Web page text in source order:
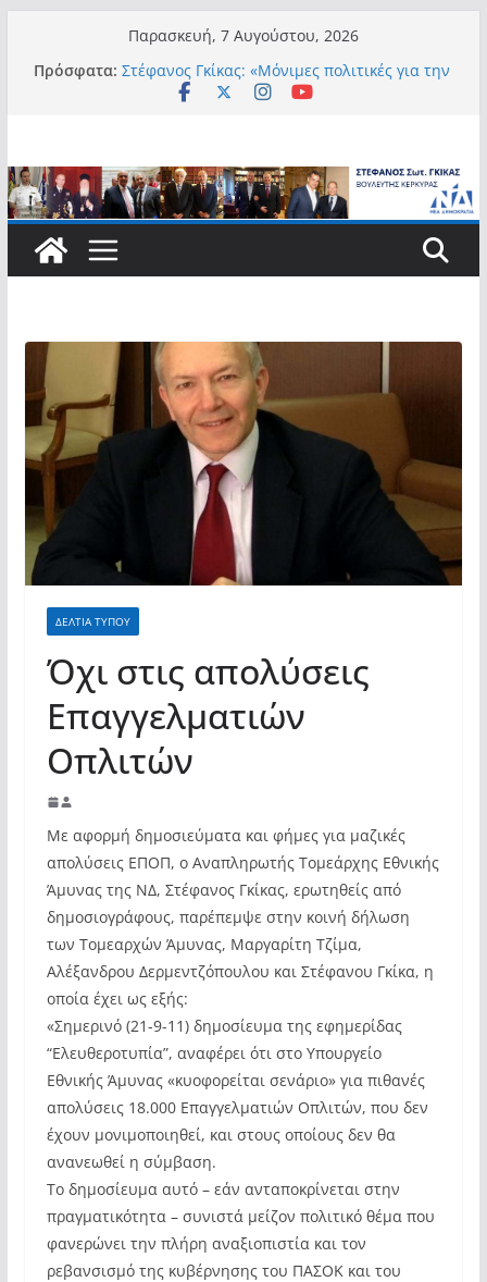
περιεχόμενο
Παρασκευή, 7 Αυγούστου, 2026
Πρόσφατα: Στέφανος Γκίκας: «Μόνιμες πολιτικές για την
αυτονομία, την αξιοπρέπεια και την ισότιμη
Στέφανος Γκίκας:
Στέφανος Γκίκας: «Η πρωτοβουλία “Smart
Island – Gov Access Booth” ενισχύει την
ισότιμη πρόσβαση των νησιωτών μας στις
911 νέους φοιτητές που επέλεξαν τα 6
Τμήματα της Κέρκυρας για τις σπουδές
τους»
Στέφανος Γκίκας: «Οι νέες προκλήσεις, όπως
η τεχνητή νοημοσύνη, η κλιματική κρίση, η
στεγαστική πίεση και η ανάγκη προστασίας
των επόμενων γενεών, επιβάλλουν
σύγχρονες και ουσιαστικές θεσμικές
απαντήσεις»
ΔΕΛΤΙΑ ΤΥΠΟΥ
Όχι στις απολύσεις
Επαγγελματιών
Οπλιτών
Με αφορμή δημοσιεύματα και φήμες για μαζικές
απολύσεις ΕΠΟΠ, ο Αναπληρωτής Τομεάρχης Εθνικής
Άμυνας της ΝΔ, Στέφανος Γκίκας, ερωτηθείς από
δημοσιογράφους, παρέπεμψε στην κοινή δήλωση
των Τομεαρχών Άμυνας, Μαργαρίτη Τζίμα,
Αλέξανδρου Δερμεντζόπουλου και Στέφανου Γκίκα, η
οποία έχει ως εξής:
«Σημερινό (21-9-11) δημοσίευμα της εφημερίδας
“Ελευθεροτυπία”, αναφέρει ότι στο Υπουργείο
Εθνικής Άμυνας «κυοφορείται σενάριο» για πιθανές
απολύσεις 18.000 Επαγγελματιών Οπλιτών, που δεν
έχουν μονιμοποιηθεί, και στους οποίους δεν θα
ανανεωθεί η σύμβαση.
Το δημοσίευμα αυτό – εάν ανταποκρίνεται στην
πραγματικότητα – συνιστά μείζον πολιτικό θέμα που
φανερώνει την πλήρη αναξιοπιστία και τον
ρεβανσισμό της κυβέρνησης του ΠΑΣΟΚ και του